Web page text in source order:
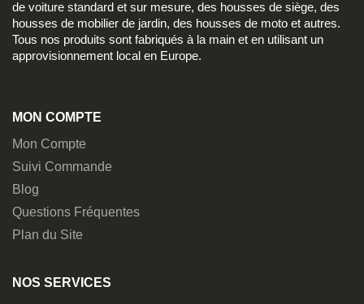
de voiture standard et sur mesure, des housses de siège, des
housses de mobilier de jardin, des housses de moto et autres.
Tous nos produits sont fabriqués à la main et en utilisant un
approvisionnement local en Europe.
MON COMPTE
Mon Compte
Suivi Commande
Blog
Questions Fréquentes
Plan du Site
NOS SERVICES